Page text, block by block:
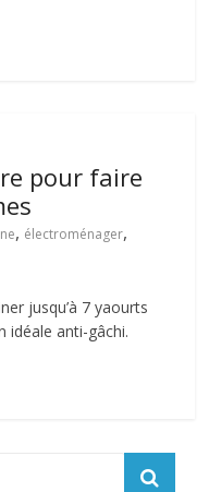
pour faire
, électroménager,
jusqu’à 7 yaourts
idéale anti-gâchi.